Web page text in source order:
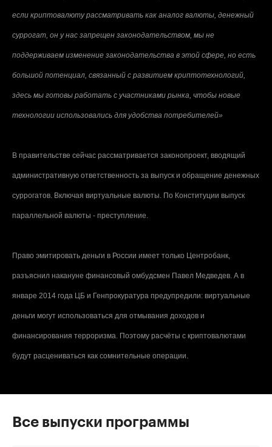
если криптовалюту рассматривать как аналог валюты, денежный
суррогат, он у нас запрещен законодательством, мы не
поддерживаем изменение законодательства в этой сфере, но есть
большой потенциал, связанный с развитием криптотехнологий,
здесь мы готовы работать с участниками рынка, чтобы новые
технологии использовались для удобства потребителей»
В правительстве сейчас рассматривается законопроект, вводящий
административную ответственность за выпуск и обращение денежных
суррогатов. Включая виртуальные валюты. По Конституции выпуск
параллельной валюты - преступление.
Право эмитировать деньги в России имеет только Центробанк,
разъяснил накануне финансовый омбудсмен Павел Медведев. А в
январе 2014 года ЦБ и Генпрокуратура предупредили: виртуальные
деньги могут использоваться для отмывания доходов и
финансирования терроризма. Поэтому расчёты с криптовалютами
будут расцениваться как сомнительные операции.
Все выпуски программы